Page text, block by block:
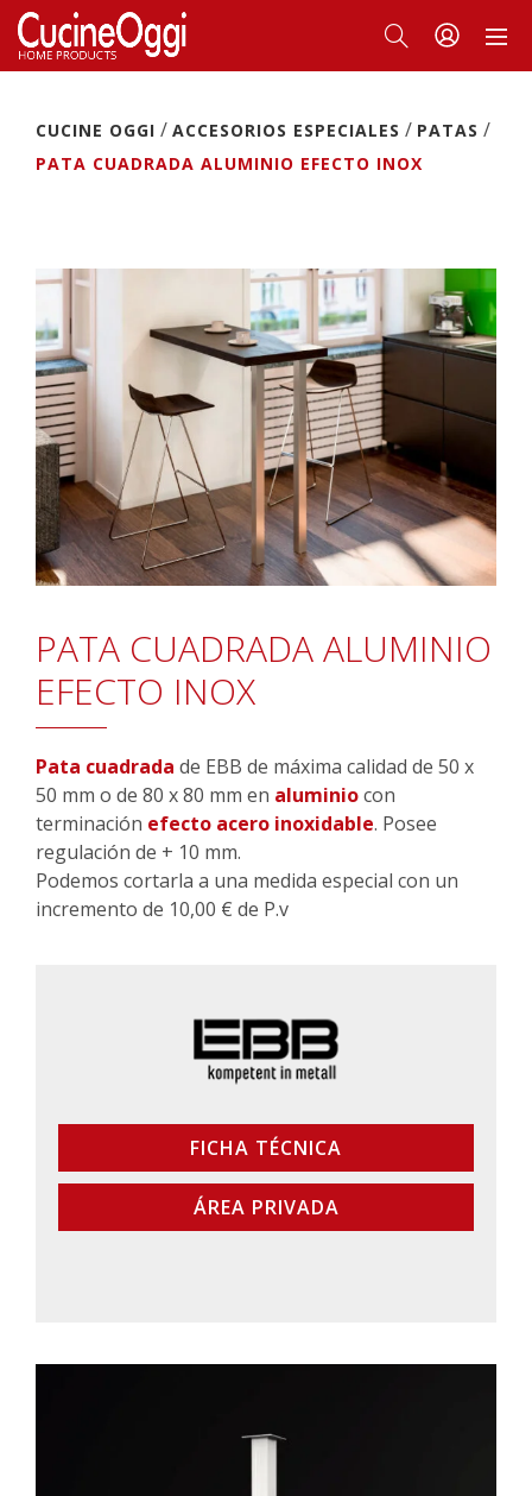
CUCINE OGGI / ACCESORIOS ESPECIALES / PATAS /
PATA CUADRADA ALUMINIO EFECTO INOX
PATA CUADRADA ALUMINIO
EFECTO INOX
Pata cuadrada de EBB de máxima calidad de 50 x
50 mm o de 80 x 80 mm en aluminiocon
terminación efecto acero inoxidable. Posee
regulación de + 10 mm.
Podemos cortarla a una medida especial con un
incremento de 10,00 € de P.v
FICHA TÉCNICA
ÁREA PRIVADA